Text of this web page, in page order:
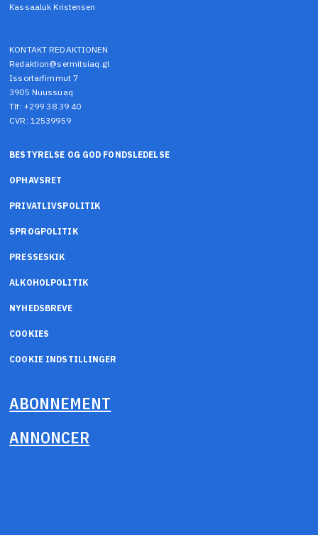
Kassaaluk Kristensen
KONTAKT REDAKTIONEN
Redaktion@sermitsiaq.gl
Issortarfimmut 7
3905 Nuussuaq
Tlf: +299 38 39 40
CVR: 12539959
BESTYRELSE OG GOD FONDSLEDELSE
OPHAVSRET
PRIVATLIVSPOLITIK
SPROGPOLITIK
PRESSESKIK
ALKOHOLPOLITIK
NYHEDSBREVE
COOKIES
COOKIE INDSTILLINGER
ABONNEMENT
ANNONCER